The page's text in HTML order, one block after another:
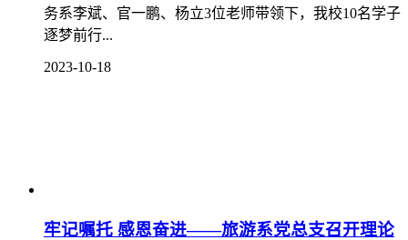
务系李斌、官一鹏、杨立3位老师带领下，我校10名学子
逐梦前行...
2023-10-18
牢记嘱托 感恩奋进——旅游系党总支召开理论